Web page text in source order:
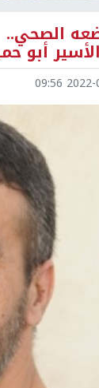
الصحي..
الأسير أبو
2022-